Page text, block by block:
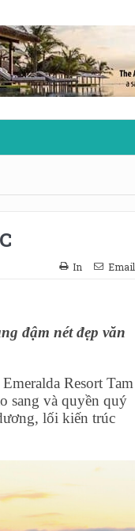
In Email
đậm nét đẹp văn
Resort Tam
sang và quyền quý
lối kiến trúc